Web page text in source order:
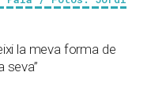
la meva forma de
seva”